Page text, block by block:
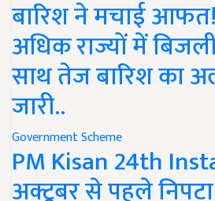
बारिश ने मचाई
अधिक राज्यों में
साथ तेज बारिश का
जारी..
Government Scheme
PM Kisan 24th
अक्टूबर से पहले